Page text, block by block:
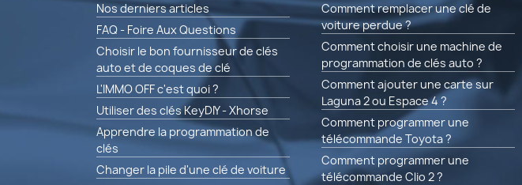
Nos derniers articles
FAQ - Foire Aux Questions
Choisir le bon fournisseur de clés
auto et de coques de clé
L'IMMO OFF c'est quoi ?
Utiliser des clés KeyDIY - Xhorse
Apprendre la programmation de
clés
Changer la pile d'une clé de voiture
Comment remplacer une clé de
voiture perdue ?
Comment choisir une machine de
programmation de clés auto ?
Comment ajouter une carte sur
Laguna 2 ou Espace 4 ?
Comment programmer une
télécommande Toyota ?
Comment programmer une
télécommande Clio 2 ?